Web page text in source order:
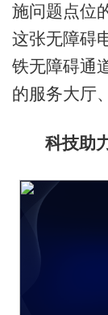
施问题点位
这张无障碍
铁无障碍通
的服务大厅
科技助